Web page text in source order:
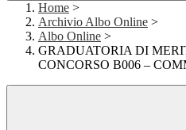
Home >
Archivio Albo Online >
Albo Online >
GRADUATORIA DI
CONCORSO B006 –